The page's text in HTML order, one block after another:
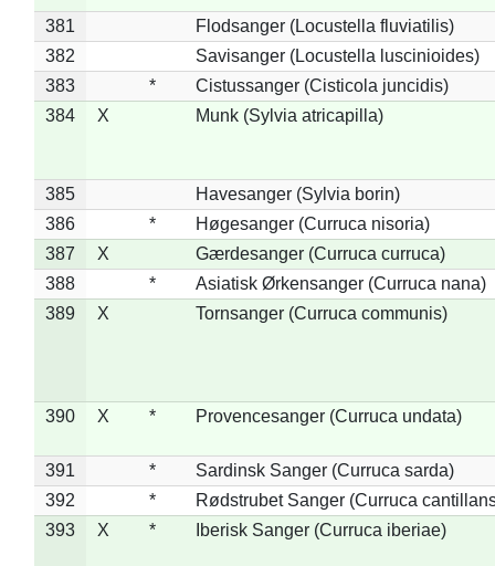
381
Flodsanger (Locustella fluviatilis)
382
Savisanger (Locustella luscinioides)
383
*
Cistussanger (Cisticola juncidis)
384
X Munk (Sylvia atricapilla)
385
Havesanger (Sylvia borin)
386
*
Høgesanger (Curruca nisoria)
387
X
Gærdesanger (Curruca curruca)
388
*
Asiatisk Ørkensanger (Curruca nana)
389
X Tornsanger (Curruca communis)
390 X * Provencesanger (Curruca undata)
391 *
Sardinsk Sanger (Curruca sarda)
392
*
Rødstrubet Sanger (Curruca
393
X * Iberisk Sanger (Curruca iberiae)